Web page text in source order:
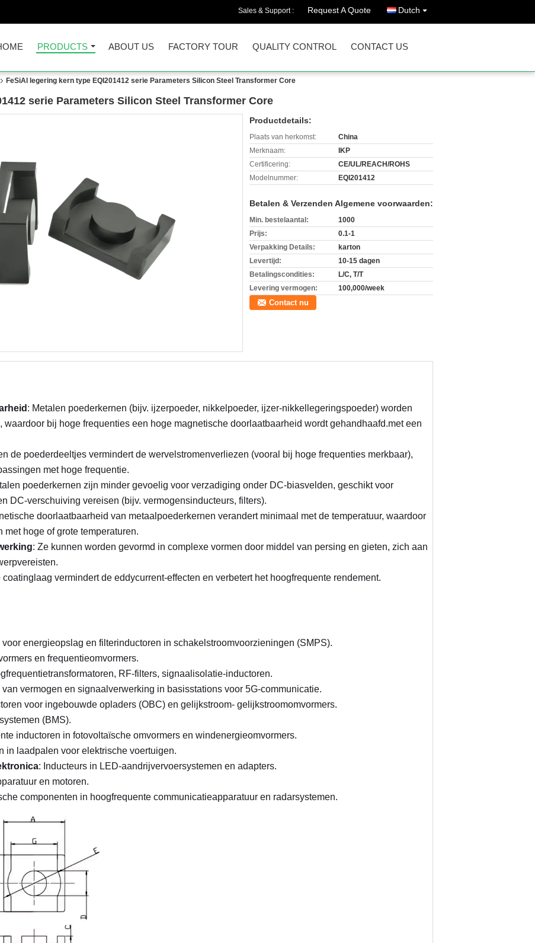
Sales & Support : Request A Quote Dutch
PRODUCTS ABOUT US FACTORY TOUR QUALITY CONTROL CONTACT US
FeSiAl legering kern type EQI201412 serie Parameters Silicon Steel Transformer Core
serie Parameters Silicon Steel Transformer Core
Productdetails:
Plaats van herkomst:
China
Merknaam:
IKP
Certificering:
CE/UL/REACH/ROHS
Modelnummer:
EQI201412
Betalen & Verzenden Algemene voorwaarden:
Min. bestelaantal:
1000
Prijs:
0.1-1
Verpakking Details:
karton
Levertijd:
10-15 dagen
Betalingscondities:
L/C, T/T
Levering vermogen:
100,000/week
Contact nu
: Metalen poederkernen (bijv. ijzerpoeder, nikkelpoeder, ijzer-nikkellegeringspoeder) worden
waardoor bij hoge frequenties een hoge magnetische doorlaatbaarheid wordt gehandhaafd.met een
de poederdeeltjes vermindert de wervelstromenverliezen (vooral bij hoge frequenties merkbaar),
met hoge frequentie.
poederkernen zijn minder gevoelig voor verzadiging onder DC-biasvelden, geschikt voor
DC-verschuiving vereisen (bijv. vermogensinducteurs, filters).
doorlaatbaarheid van metaalpoederkernen verandert minimaal met de temperatuur, waardoor
hoge of grote temperaturen.
: Ze kunnen worden gevormd in complexe vormen door middel van persing en gieten, zich aan
vermindert de eddycurrent-effecten en verbetert het hoogfrequente rendement.
voor energieopslag en filterinductoren in schakelstroomvoorzieningen (SMPS).
en frequentieomvormers.
RF-filters, signaalisolatie-inductoren.
vermogen en signaalverwerking in basisstations voor 5G-communicatie.
voor ingebouwde opladers (OBC) en gelijkstroom- gelijkstroomomvormers.
(BMS).
inductoren in fotovoltaïsche omvormers en windenergieomvormers.
in laadpalen voor elektrische voertuigen.
: Inducteurs in LED-aandrijvervoersystemen en adapters.
en motoren.
componenten in hoogfrequente communicatieapparatuur en radarsystemen.